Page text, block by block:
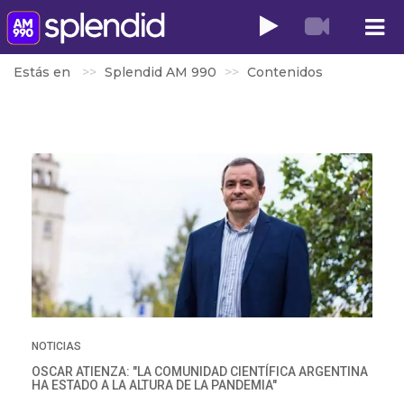
Estás en Splendid AM 990 Contenidos
NOTICIAS
OSCAR ATIENZA: "LA COMUNIDAD CIENTÍFICA ARGENTINA
HA ESTADO A LA ALTURA DE LA PANDEMIA"